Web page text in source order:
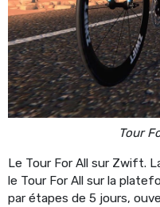
Tour
Le Tour For All sur Zwift.
le Tour For All sur la
par étapes de 5 jours,